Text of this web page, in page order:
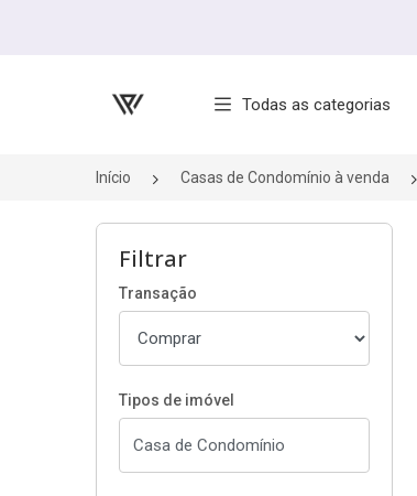
Página inicial
Todas as categorias
Início Casas de Condomínio à venda
Filtrar
Transação
Tipos de imóvel